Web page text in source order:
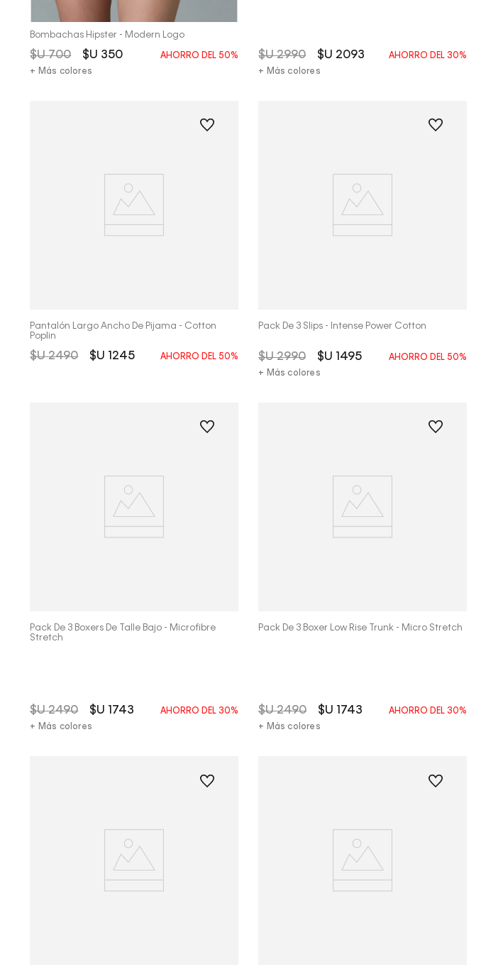
Bombachas Hipster - Modern Logo
$U 700 $U 350 AHORRO DEL 50%
+ Más colores
$U 2990 $U 2093 AHORRO DEL 30%
+ Más colores
Pantalón Largo Ancho De Pijama - Cotton
Poplin
$U 2490 $U 1245 AHORRO DEL 50%
Pack De 3 Slips - Intense Power Cotton
$U 2990 $U 1495 AHORRO DEL 50%
+ Más colores
Pack De 3 Boxers De Talle Bajo - Microfibre
Stretch
$U 2490 $U 1743 AHORRO DEL30%
+ Más colores
Pack De 3 Boxer Low Rise Trunk - Micro Stretch
$U 2490 $U 1743 AHORRO DEL 30%
+ Más colores